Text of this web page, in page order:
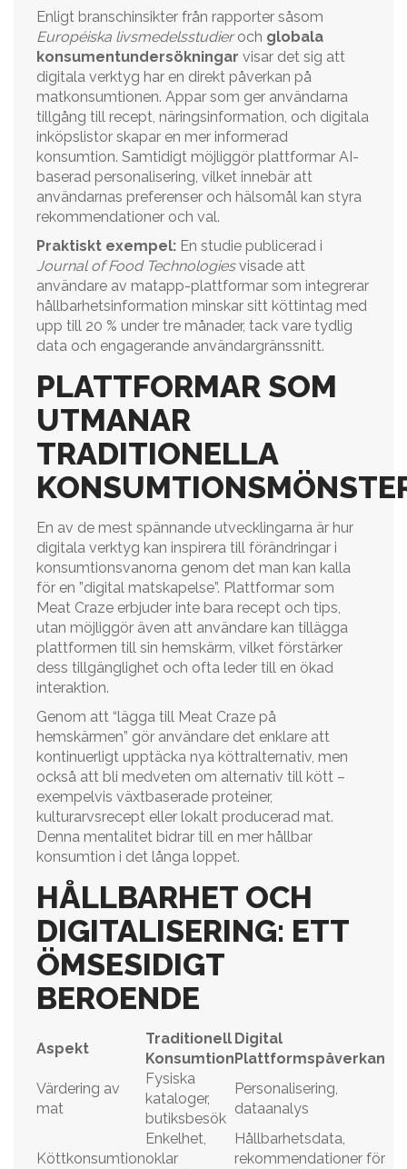
Enligt branschinsikter från rapporter såsom
Européiska livsmedelsstudieroch globala
konsumentundersökningar visar det sig att
digitala verktyg har en direkt påverkan på
matkonsumtionen. Appar som ger användarna
tillgång till recept, näringsinformation, och digitala
inköpslistor skapar en mer informerad
konsumtion. Samtidigt möjliggör plattformar AI-
baserad personalisering, vilket innebär att
användarnas preferenser och hälsomål kan styra
rekommendationer och val.
Praktiskt exempel: En studie publicerad i
Journal of Food Technologiesvisade att
användare av matapp-plattformar som integrerar
hållbarhetsinformation minskar sitt köttintag med
upp till 20 % under tre månader, tack vare tydlig
data och engagerande användargränssnitt.
PLATTFORMAR SOM
UTMANAR
TRADITIONELLA
En av de mest spännande utvecklingarna är hur
digitala verktyg kan inspirera till förändringar i
konsumtionsvanorna genom det man kan kalla
för en ”digital matskapelse”. Plattformar som
Meat Craze erbjuder inte bara recept och tips,
utan möjliggör även att användare kan tillägga
plattformen till sin hemskärm, vilket förstärker
dess tillgänglighet och ofta leder till en ökad
interaktion.
Genom att “lägga till Meat Craze på
hemskärmen” gör användare det enklare att
kontinuerligt upptäcka nya köttralternativ, men
också att bli medveten om alternativ till kött –
exempelvis växtbaserade proteiner,
kulturarvsrecept eller lokalt producerad mat.
Denna mentalitet bidrar till en mer hållbar
konsumtion i det långa loppet.
HÅLLBARHET OCH
DIGITALISERING: ETT
ÖMSESIDIGT
BEROENDE
Aspekt
Traditionell
Konsumtion
Digital
Plattformspåverkan
Värdering av
mat
Fysiska
kataloger,
butiksbesök
Personalisering,
dataanalys
Köttkonsumtion
Enkelhet,
oklar
Hållbarhetsdata,
rekommendationer för